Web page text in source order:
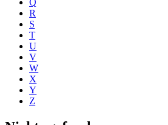
R
S
T
U
V
W
X
Y
Z